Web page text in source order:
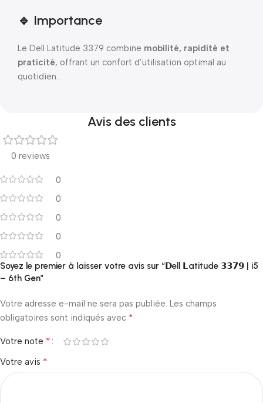
🔹 Importance
Le Dell Latitude 3379 combine mobilité, rapidité et
praticité, offrant un confort d’utilisation optimal au
quotidien.
Avis des clients
0 reviews
0
0
0
0
0
Soyez le premier à laisser votre avis sur “𝗗ell 𝗟atitude 𝟯𝟯𝟳𝟵 | i5
– 6th Gen”
Votre adresse e-mail ne sera pas publiée. Les champs
obligatoires sont indiqués avec *
Votre note *
Votre avis *